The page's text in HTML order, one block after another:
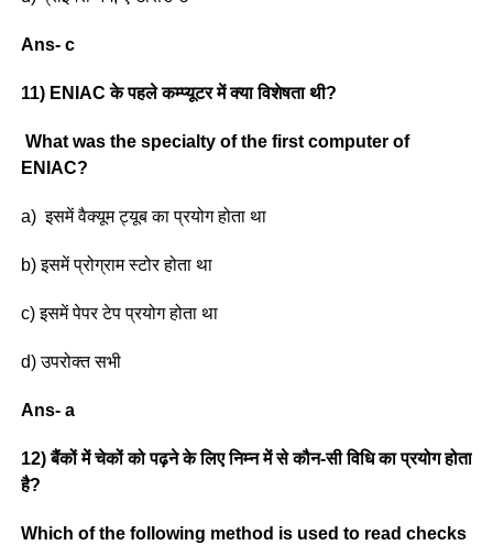
Ans- c
11) ENIAC के पहले कम्प्यूटर में क्या विशेषता थी?
What was the specialty of the first computer of
ENIAC?
a) इसमें वैक्यूम ट्यूब का प्रयोग होता था
b) इसमें प्रोग्राम स्टोर होता था
c) इसमें पेपर टेप प्रयोग होता था
d) उपरोक्त सभी
Ans- a
12) बैंकों में चेकों को पढ़ने के लिए निम्न में से कौन-सी विधि का प्रयोग होता
है?
Which of the following method is used to read checks